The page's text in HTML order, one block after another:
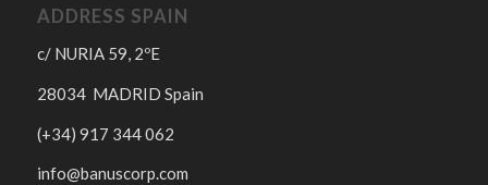
ADDRESS SPAIN
c/ NURIA 59, 2ºE
28034 MADRID Spain
(+34) 917 344 062
info@banuscorp.com